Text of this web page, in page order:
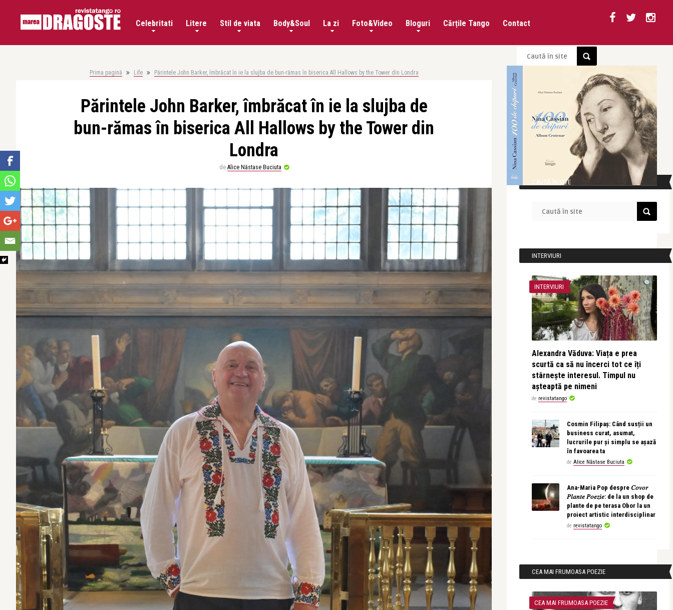
Celebritati Litere Stil de viata Body&Soul La zi Foto&Video Bloguri Cărțile Tango Contact
Prima pagină Life Părintele John Barker, îmbrăcat în ie la slujba de bun-rămas în biserica All Hallows by the Tower din Londra
Părintele John Barker, îmbrăcat în ie la slujba de
bun-rămas în biserica All Hallows by the Tower din
Londra
de Alice Năstase Buciuta
CAUTĂ ÎN SITE
INTERVIURI
INTERVIURI
Alexandra Văduva: Viața e prea
scurtă ca să nu încerci tot ce îți
stârnește interesul. Timpul nu
așteaptă pe nimeni
de revistatango
Cosmin Filipaș: Când susții un
business curat, asumat,
lucrurile pur și simplu se așază
în favoarea ta
de Alice Năstase Buciuta
Ana-Maria Pop despre 𝐶𝑜𝑣𝑜𝑟
𝑃𝑙𝑎𝑛𝑡𝑒 𝑃𝑜𝑒𝑧𝑖𝑒: de la un shop de
plante de pe terasa Obor la un
proiect artistic interdisciplinar
de revistatango
CEA MAI FRUMOASA POEZIE
CEA MAI FRUMOASA POEZIE